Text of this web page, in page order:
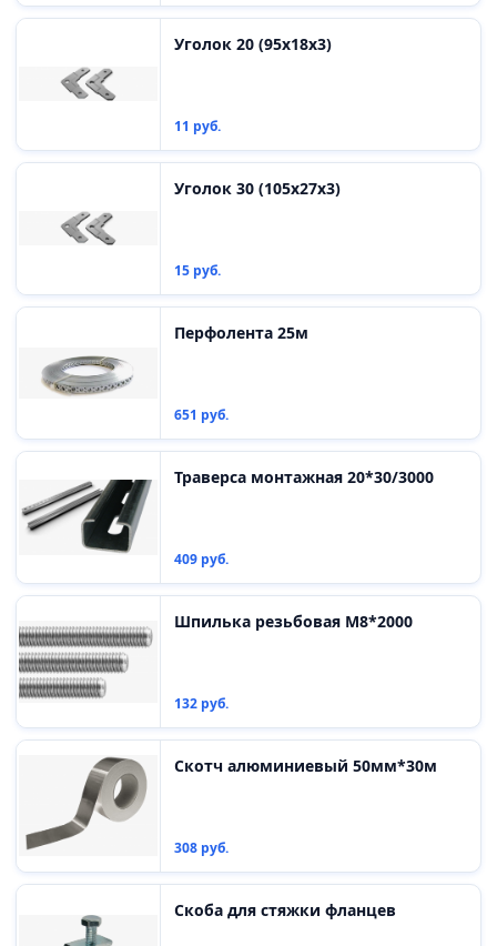
Уголок 20 (95х18х3)
11 руб.
Уголок 30 (105х27х3)
15 руб.
Перфолента 25м
651 руб.
Траверса монтажная 20*30/3000
409 руб.
Шпилька резьбовая М8*2000
132 руб.
Скотч алюминиевый 50мм*30м
308 руб.
Скоба для стяжки фланцев